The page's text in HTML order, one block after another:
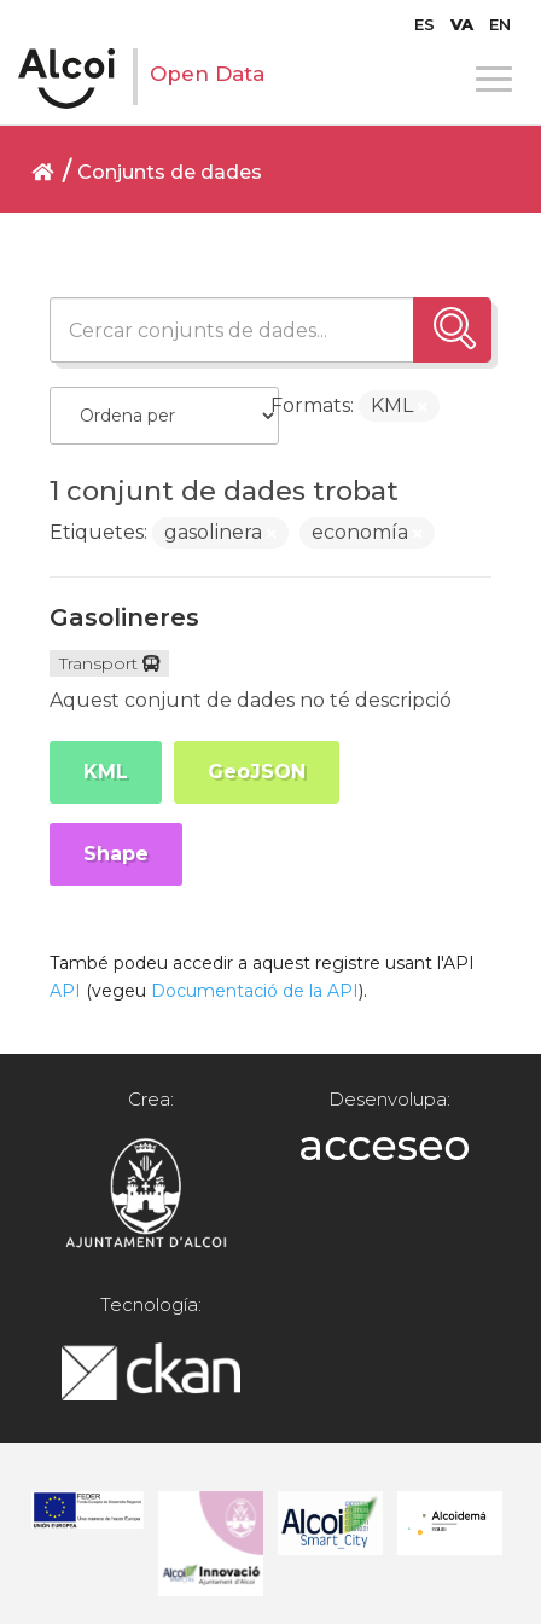
ES VA EN
Open Data
Conjunts de dades
1 conjunt de dades trobat
Formats: KML
Etiquetes: gasolinera economía
Gasolineres
Transport
Aquest conjunt de dades no té descripció
KML GeoJSON
Shape
També podeu accedir a aquest registre usant l'API
API (vegeu Documentació de la API).
Crea: Desenvolupa:
Tecnología: